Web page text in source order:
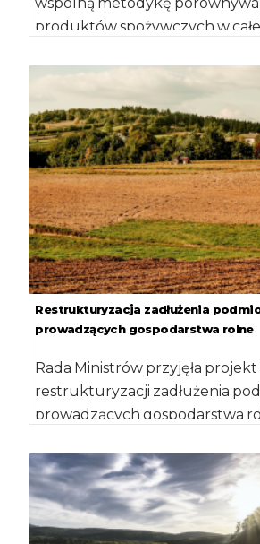
produktów spożywczych w
Restrukturyzacja zadłużenia
prowadzących gospodarstwa rolne
Rada Ministrów przyjęła
restrukturyzacji zadłużenia
prowadzących gospodarstwa